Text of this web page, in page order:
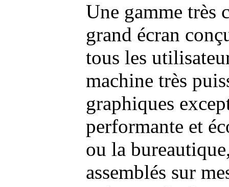
Une gamme très
grand écran
tous les
machine très
graphiques
performante et
ou la
assemblés sur